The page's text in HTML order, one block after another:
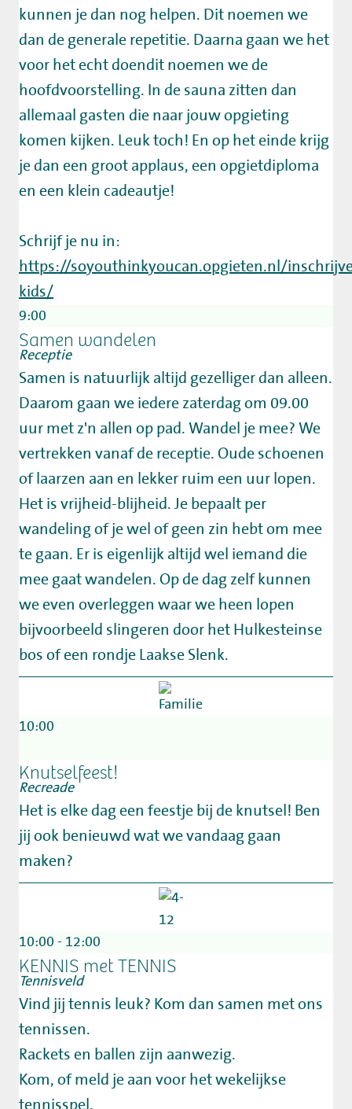
kunnen je dan nog helpen. Dit noemen we
dan de generale repetitie. Daarna gaan we het
voor het echt doendit noemen we de
hoofdvoorstelling. In de sauna zitten dan
allemaal gasten die naar jouw opgieting
komen kijken. Leuk toch! En op het einde krijg
je dan een groot applaus, een opgietdiploma
en een klein cadeautje!
Schrijf je nu in:
https://soyouthinkyoucan.opgieten.nl/
kids/
9:00
Samen wandelen
Receptie
Samen is natuurlijk altijd gezelliger dan alleen.
Daarom gaan we iedere zaterdag om 09.00
uur met z'n allen op pad. Wandel je mee? We
vertrekken vanaf de receptie. Oude schoenen
of laarzen aan en lekker ruim een uur lopen.
Het is vrijheid-blijheid. Je bepaalt per
wandeling of je wel of geen zin hebt om mee
te gaan. Er is eigenlijk altijd wel iemand die
mee gaat wandelen. Op de dag zelf kunnen
we even overleggen waar we heen lopen
bijvoorbeeld slingeren door het Hulkesteinse
bos of een rondje Laakse Slenk.
10:00
Knutselfeest!
Recreade
Het is elke dag een feestje bij de knutsel! Ben
jij ook benieuwd wat we vandaag gaan
maken?
10:00 - 12:00
KENNIS met TENNIS
Tennisveld
Vind jij tennis leuk? Kom dan samen met ons
tennissen.
Rackets en ballen zijn aanwezig.
Kom, of meld je aan voor het wekelijkse